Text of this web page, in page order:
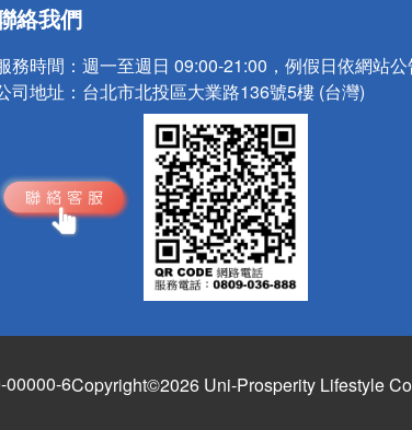
絡我們
務時間： 週一至週日 09:00-21:00，例假日依網站
司地址： 台北市北投區大業路136號5樓 (台灣)
00000-6Copyright©2026 Uni-Prosperity Lifestyle